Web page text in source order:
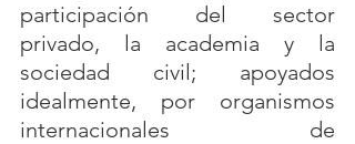
participación del sector
privado, la academia y la
sociedad civil; apoyados
idealmente, por organismos
internacionales de